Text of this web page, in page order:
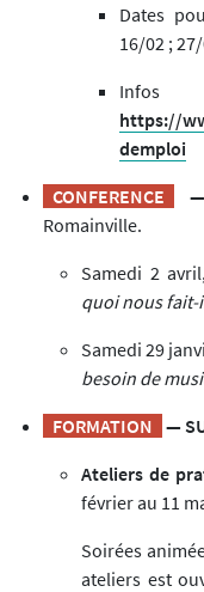
Dates
16/02 ;
https://
demploi
CONFERENCE
—
Romainville.
Samedi 2
quoi nous fait-
Samedi 29
besoin de
FORMATION —
Ateliers de
février au 11
Soirées
ateliers est